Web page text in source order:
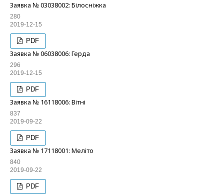
Заявка № 03038002: Білосніжка
280
2019-12-15
PDF
Заявка № 06038006: Герда
296
2019-12-15
PDF
Заявка № 16118006: Вітні
837
2019-09-22
PDF
Заявка № 17118001: Меліто
840
2019-09-22
PDF